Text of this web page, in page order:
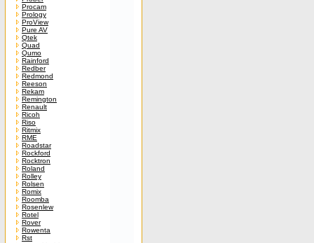
Procam
Prology
ProView
Pure AV
Qtek
Quad
Qumo
Rainford
Redber
Redmond
Reeson
Rekam
Remington
Renault
Ricoh
Riso
Ritmix
RME
Roadstar
Rockford
Rocktron
Roland
Rolley
Rolsen
Romix
Roomba
Rosenlew
Rotel
Rover
Rowenta
Rst